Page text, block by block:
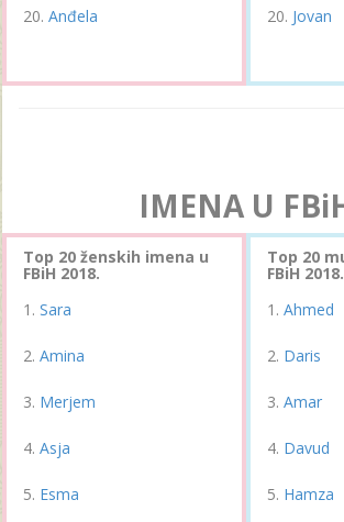
Anđela Jovan
IMENA U
Top 20 ženskih imena u
FBiH 2018.
Sara
Amina
Merjem
Asja
Esma
Top 20
FBiH 2018.
Ahmed
Daris
Amar
Davud
Hamza